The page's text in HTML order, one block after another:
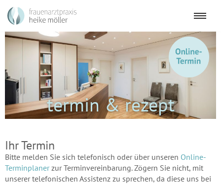
Zum
Inhalt
springen
termin & rezept
Ihr Termin
Bitte melden Sie sich telefonisch oder über unseren Online-
Terminplanerzur Terminvereinbarung. Zögern Sie nicht, mit
unserer telefonischen Assistenz zu sprechen, da diese uns bei